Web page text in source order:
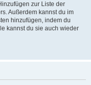
zur Liste der
Außerdem kannst du im
hinzufügen, indem du
kannst du sie auch wieder